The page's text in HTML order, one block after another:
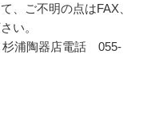
、ご不明の点はFAX、
い。
杉浦陶器店電話 055-